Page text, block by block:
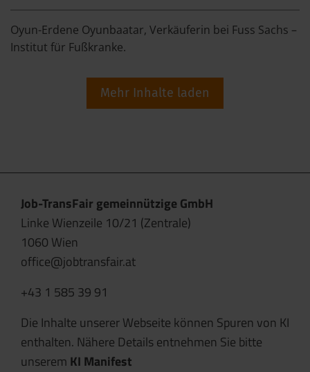
Oyun-Erdene Oyunbaatar, Verkäuferin bei Fuss Sachs –
Institut für Fußkranke.
Mehr Inhalte laden
Job-TransFair gemeinnützige GmbH
Linke Wienzeile 10/21 (Zentrale)
1060 Wien
office@jobtransfair.at
+43 1 585 39 91
Die Inhalte unserer Webseite können Spuren von KI
enthalten. Nähere Details entnehmen Sie bitte
unserem KI Manifest